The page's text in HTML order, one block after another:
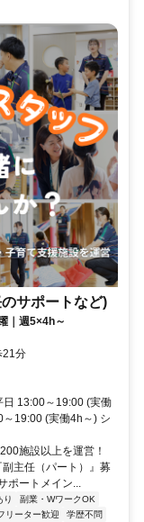
サポートなど)
｜週5×4h～
21分
日 13:00～19:00 (実働
19:00 (実働4h～) シ
施設以上を運営！
主任（パート）』募
ートメイン...
り
副業・WワークOK
リーター歓迎 学歴不問